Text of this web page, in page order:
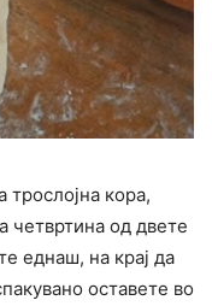
трослојна кора,
четвртина од двете
еднаш, на крај да
оставете во